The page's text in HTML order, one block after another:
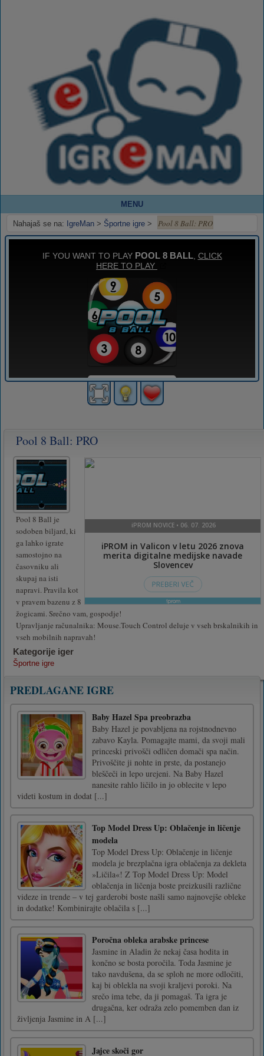
MENU
Nahajaš se na: IgreMan > Športne igre > Pool 8 Ball: PRO
Pool 8 Ball: PRO
Pool 8 Ball je
sodoben biljard, ki
ga lahko igrate
samostojno na
časovniku ali
skupaj na isti
napravi. Pravila kot
v pravem bazenu z 8
žogicami. Srečno vam, gospodje!
Upravljanje računalnika: Mouse.Touch Control deluje v vseh brskalnikih in
vseh mobilnih napravah!
Kategorije iger
Športne igre
PREDLAGANE IGRE
Baby Hazel Spa preobrazba
Baby Hazel je povabljena na rojstnodnevno
zabavo Kayla. Pomagajte mami, da svoji mali
princeski privošči odličen domači spa način.
Privoščite ji nohte in prste, da postanejo
bleščeči in lepo urejeni. Na Baby Hazel
nanesite rahlo ličilo in jo oblecite v lepo
videti kostum in dodat [...]
Top Model Dress Up: Oblačenje in ličenje
modela
Top Model Dress Up: Oblačenje in ličenje
modela je brezplačna igra oblačenja za dekleta
»Ličila«! Z Top Model Dress Up: Model
oblačenja in ličenja boste preizkusili različne
videze in trende – v tej garderobi boste našli samo najnovejše obleke
in dodatke! Kombinirajte oblačila s [...]
Poročna obleka arabske princese
Jasmine in Aladin že nekaj časa hodita in
končno se bosta poročila. Toda Jasmine je
tako navdušena, da se sploh ne more odločiti,
kaj bi oblekla na svoji kraljevi poroki. Na
srečo ima tebe, da ji pomagaš. Ta igra je
drugačna, ker odraža zelo pomemben dan iz
življenja Jasmine in A [...]
Jajce skoči gor